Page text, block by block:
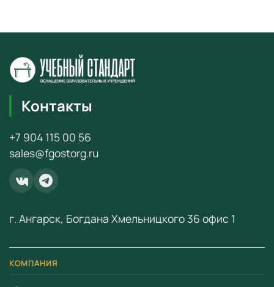
КОМПАНИЯ
Контакты
+7 904 115 00 56
sales@fgostorg.ru
г. Ангарск, Богдана Хмельницкого 36 офис 1